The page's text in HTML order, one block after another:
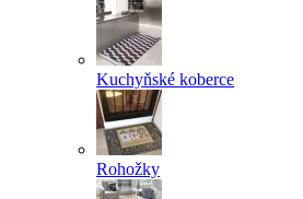
Kuchyňské koberce
Rohožky